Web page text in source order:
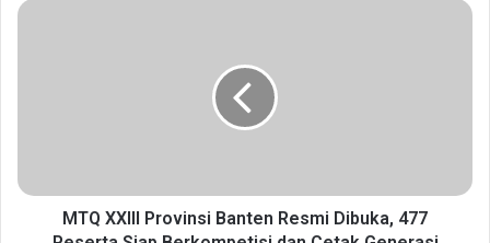
M
P
MTQ XXIII Provinsi Banten Resmi Dibuka, 477